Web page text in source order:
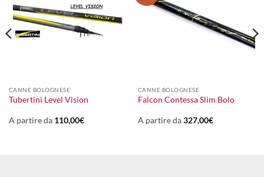
CANNE BOLOGNESE
Tubertini Level Vision
A partire da 110,00€
CANNE BOLOGNESE
Falcon Contessa Slim Bolo
A partire da327,00€